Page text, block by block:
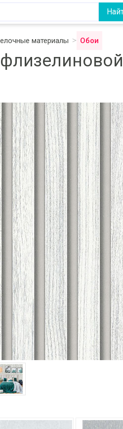
материалы Обои